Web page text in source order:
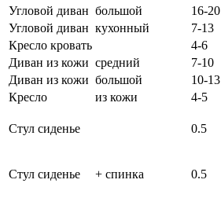
Угловой диван большой 16-20
Угловой диван кухонный 7-13
Кресло кровать
4-6
Диван из кожи средний 7-10
Диван из кожи большой 10-13
Кресло
из кожи 4-5
Стул сиденье 0.5
Стул сиденье + спинка 0.5